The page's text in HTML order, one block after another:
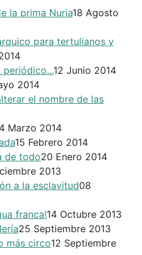
la prima Nuria18 Agosto
para tertulianos y
periódico...12 Junio 2014
2014
el nombre de las
Marzo 2014
15 Febrero 2014
de todo20 Enero 2014
2013
a la esclavitud08
franca!14 Octubre 2013
25 Septiembre 2013
más circo12 Septiembre